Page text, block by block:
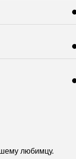
любимцу.